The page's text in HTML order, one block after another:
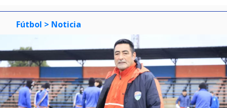
Fútbol > Noticia